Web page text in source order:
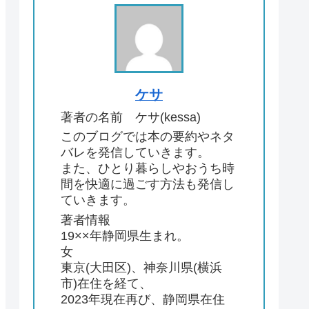
ケサ
著者の名前 ケサ(kessa)
このブログでは本の要約やネタ
バレを発信していきます。
また、ひとり暮らしやおうち時
間を快適に過ごす方法も発信し
ていきます。
著者情報
19××年静岡県生まれ。
女
東京(大田区)、神奈川県(横浜
市)在住を経て、
2023年現在再び、静岡県在住